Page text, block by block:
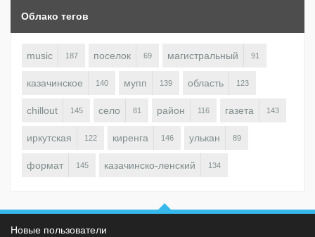
Облако тегов
music 187 поселок 69 магистральный 91
казачинское 140 мупп 139 область 123
chillout 145 село 81 район 116 газета 143
иркутская 122 киренга 146 улькан 89
формат 145 казачинско-ленский 134
Новые пользователи